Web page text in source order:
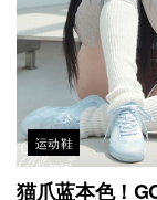
运动鞋
猫爪蓝本色！